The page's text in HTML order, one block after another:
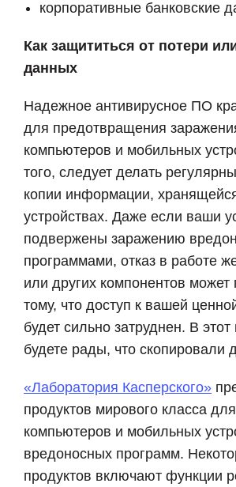
корпоративные банковские
Как защититься от потери
данных
Надежное антивирусное ПО
для предотвращения
компьютеров и мобильных
того, следует делать
копии информации,
устройствах. Даже если ваши
подвержены заражению
программами, отказ в работе
или других компонентов может
тому, что доступ к вашей
будет сильно затруднен. В
будете рады, что скопировали
«Лаборатория Касперского»
продуктов мирового класса
компьютеров и мобильных
вредоносных программ.
продуктов включают функции